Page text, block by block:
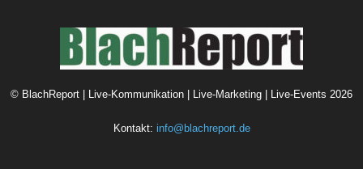
© BlachReport | Live-Kommunikation | Live-Marketing | Live-Events 2026
Kontakt: info@blachreport.de